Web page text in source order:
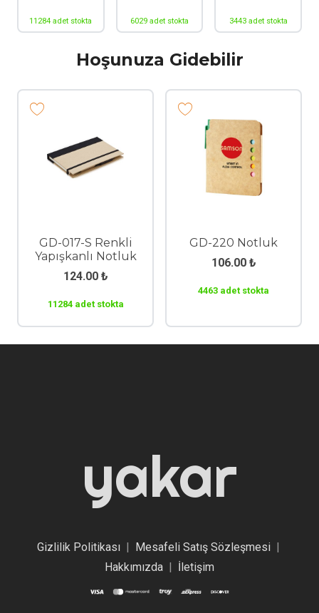
11284 adet stokta 6029 adet stokta 3443 adet stokta
Hoşunuza Gidebilir
GD-017-S Renkli
Yapışkanlı Notluk
124.00 ₺
11284 adet stokta
GD-220 Notluk
106.00 ₺
4463 adet stokta
yakar
Gizlilik Politikası| Mesafeli Satış Sözleşmesi|
Hakkımızda | İletişim